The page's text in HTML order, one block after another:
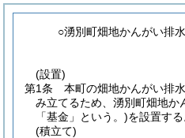
○湧別町畑地かんがい排
(設置)
第1条
本町の畑地かんがい排
み立てるため、湧別町畑地か
「基金」という。)を設置する
(積立て)